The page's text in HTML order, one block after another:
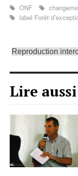
ONF
label Forêt
Reproduction
Lire